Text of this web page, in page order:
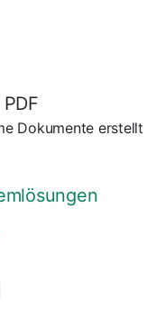
Dokumente erstellt